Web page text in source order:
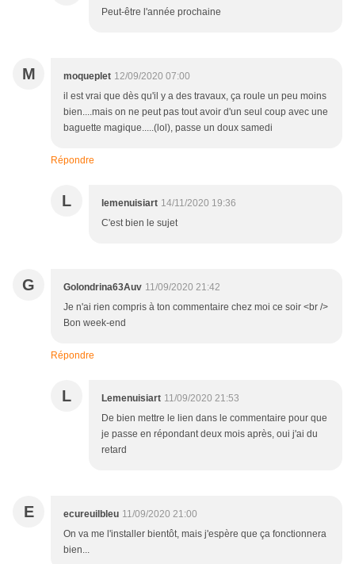
Peut-être l'année prochaine
M moqueplet 12/09/2020 07:00
il est vrai que dès qu'il y a des travaux, ça roule un peu moins
bien....mais on ne peut pas tout avoir d'un seul coup avec une
baguette magique.....(lol), passe un doux samedi
Répondre
L lemenuisiart 14/11/2020 19:36
C'est bien le sujet
G Golondrina63Auv 11/09/2020 21:42
Je n'ai rien compris à ton commentaire chez moi ce soir <br />
Bon week-end
Répondre
L Lemenuisiart 11/09/2020 21:53
De bien mettre le lien dans le commentaire pour que
je passe en répondant deux mois après, oui j'ai du
retard
E ecureuilbleu 11/09/2020 21:00
On va me l'installer bientôt, mais j'espère que ça fonctionnera
bien...